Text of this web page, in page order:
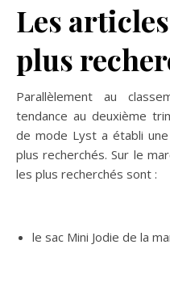
Les
plus
Parallèlement au
tendance au deuxième
de mode Lyst a établi
plus recherchés. Sur le
les plus recherchés sont :
le sac Mini Jodie de la